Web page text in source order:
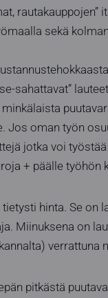
rautakauppojen”
sekä
sahattavat”
Jos oman työn
jotka voi
+ päälle työhön
hinta. Se on
Miinuksena on
verrattuna
pitkästä